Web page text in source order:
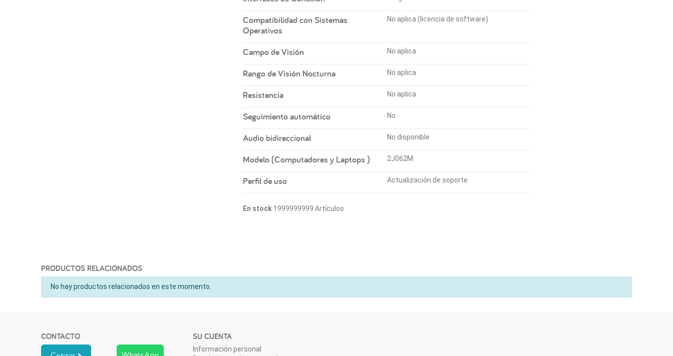
Compatibilidad con Sistemas
Operativos
No aplica (licencia de software)
Campo de Visión No aplica
Rango de Visión Nocturna No aplica
Resistencia No aplica
Seguimiento automático No
Audio bidireccional No disponible
Modelo (Computadores y Laptops ) 2J062M
Perfil de uso Actualización de soporte
En stock 1999999999 Artículos
PRODUCTOS RELACIONADOS
No hay productos relacionados en este momento.
CONTACTO SU CUENTA
Información personal